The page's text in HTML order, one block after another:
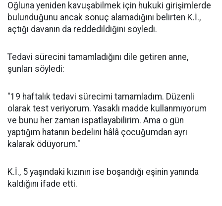
Oğluna yeniden kavuşabilmek için hukuki girişimlerde
bulunduğunu ancak sonuç alamadığını belirten K.İ.,
açtığı davanın da reddedildiğini söyledi.
Tedavi sürecini tamamladığını dile getiren anne,
şunları söyledi:
"19 haftalık tedavi sürecimi tamamladım. Düzenli
olarak test veriyorum. Yasaklı madde kullanmıyorum
ve bunu her zaman ispatlayabilirim. Ama o gün
yaptığım hatanın bedelini hâlâ çocuğumdan ayrı
kalarak ödüyorum."
K.İ., 5 yaşındaki kızının ise boşandığı eşinin yanında
kaldığını ifade etti.